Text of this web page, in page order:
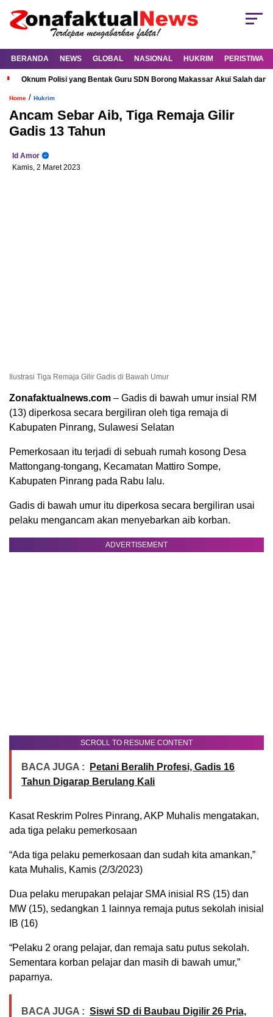
BERANDA NEWS GLOBAL NASIONAL HUKRIM PERISTIWA
Oknum Polisi yang Bentak Guru SDN Borong Makassar Akui Salah dan
Home / Hukrim
Ancam Sebar Aib, Tiga Remaja Gilir
Gadis 13 Tahun
Id Amor
Kamis, 2 Maret 2023
Ilustrasi Tiga Remaja Gilir Gadis di Bawah Umur
Zonafaktualnews.com – Gadis di bawah umur insial RM
(13) diperkosa secara bergiliran oleh tiga remaja di
Kabupaten Pinrang, Sulawesi Selatan
Pemerkosaan itu terjadi di sebuah rumah kosong Desa
Mattongang-tongang, Kecamatan Mattiro Sompe,
Kabupaten Pinrang pada Rabu lalu.
Gadis di bawah umur itu diperkosa secara bergiliran usai
pelaku mengancam akan menyebarkan aib korban.
ADVERTISEMENT
SCROLL TO RESUME CONTENT
BACA JUGA :
Petani Beralih Profesi, Gadis 16
Tahun Digarap Berulang Kali
Kasat Reskrim Polres Pinrang, AKP Muhalis mengatakan,
ada tiga pelaku pemerkosaan
“Ada tiga pelaku pemerkosaan dan sudah kita amankan,”
kata Muhalis, Kamis (2/3/2023)
Dua pelaku merupakan pelajar SMA inisial RS (15) dan
MW (15), sedangkan 1 lainnya remaja putus sekolah inisial
IB (16)
“Pelaku 2 orang pelajar, dan remaja satu putus sekolah.
Sementara korban pelajar dan masih di bawah umur,”
paparnya.
BACA JUGA : Siswi SD di Baubau Digilir 26 Pria,